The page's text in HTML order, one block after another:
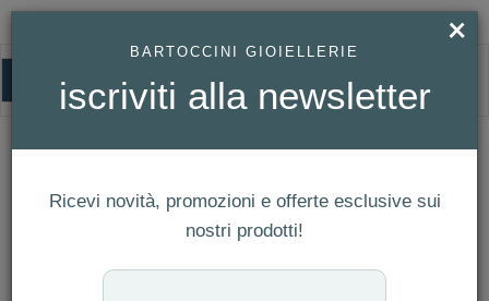
HOMEPAGE OROLOGIO MICHAEL KORS - BLAIR REF. MK5613
OROLOGIO MICHAEL KORS - BLAIR
Ref. MK5613
×
BARTOCCINI GIOIELLERIE
iscriviti alla newsletter
Ricevi novità, promozioni e offerte esclusive sui
nostri prodotti!